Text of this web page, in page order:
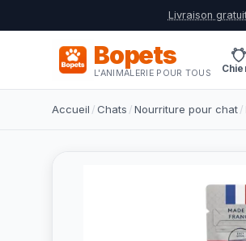
Livraison
Bopets
L'ANIMALERIE POUR TOUS
Accueil /Chats /Nourriture pour chat/